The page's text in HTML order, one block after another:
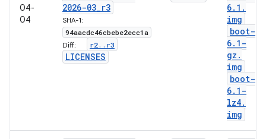
04-
04
2026-03_r3
SHA-1:
94aacdc46cbebe2ecc1a
Diff: r2. . r3
LICENSES
6. 1 .
img
boot-
6. 1-
gz .
img
boot-
6. 1-
lz4.
img